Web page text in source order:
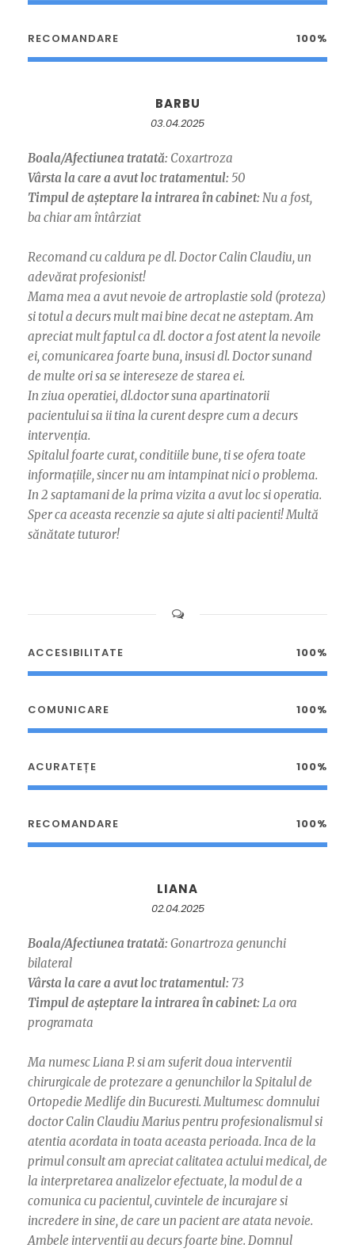
RECOMANDARE 100%
BARBU
03.04.2025
Boala/Afectiunea tratată: Coxartroza
Vârsta la care a avut loc tratamentul: 50
Timpul de așteptare la intrarea în cabinet: Nu a fost,
ba chiar am întârziat
Recomand cu caldura pe dl. Doctor Calin Claudiu, un
adevărat profesionist!
Mama mea a avut nevoie de artroplastie sold (proteza)
si totul a decurs mult mai bine decat ne asteptam. Am
apreciat mult faptul ca dl. doctor a fost atent la nevoile
ei, comunicarea foarte buna, insusi dl. Doctor sunand
de multe ori sa se intereseze de starea ei.
In ziua operatiei, dl.doctor suna apartinatorii
pacientului sa ii tina la curent despre cum a decurs
intervenția.
Spitalul foarte curat, conditiile bune, ti se ofera toate
informațiile, sincer nu am intampinat nici o problema.
In 2 saptamani de la prima vizita a avut loc si operatia.
Sper ca aceasta recenzie sa ajute si alti pacienti! Multă
sănătate tuturor!
ACCESIBILITATE 100%
COMUNICARE 100%
ACURATEȚE 100%
RECOMANDARE 100%
LIANA
02.04.2025
Boala/Afectiunea tratată: Gonartroza genunchi
bilateral
Vârsta la care a avut loc tratamentul: 73
Timpul de așteptare la intrarea în cabinet: La ora
programata
Ma numesc Liana P. si am suferit doua interventii
chirurgicale de protezare a genunchilor la Spitalul de
Ortopedie Medlife din Bucuresti. Multumesc domnului
doctor Calin Claudiu Marius pentru profesionalismul si
atentia acordata in toata aceasta perioada. Inca de la
primul consult am apreciat calitatea actului medical, de
la interpretarea analizelor efectuate, la modul de a
comunica cu pacientul, cuvintele de incurajare si
incredere in sine, de care un pacient are atata nevoie.
Ambele interventii au decurs foarte bine. Domnul